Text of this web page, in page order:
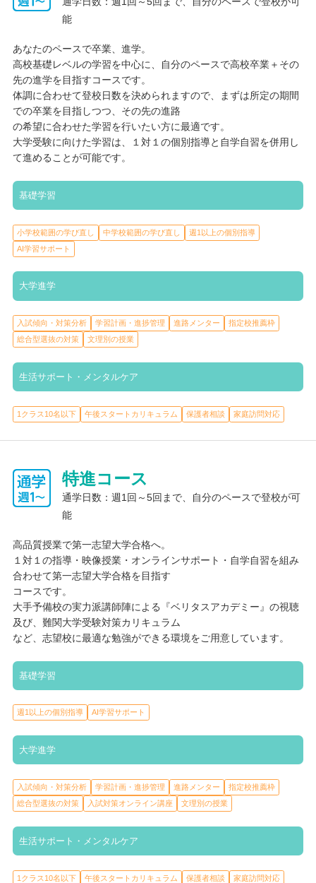
を伸ばしたい生徒には最適です。
基礎学習
小学校範囲の学び直し 中学校範囲の学び直し
週1以上の個別指導
AI学習サポート
ゴールフリー高等学院では、生徒一人ひとりのペースに合わせた
基礎学習のサポートを行っています。勉強に苦手意識があって
ら丁寧に指導しています。中学校範囲や、中には小学校範囲から
復習をしている生徒もいます。レポート課題の進め方も教員やコ
が整っています。自習室は常に開放していますので、勉強の習慣
づけをしたい人は予約なしでいつでも自習室で勉強することがで
習室、静かに勉強したい人のための生徒のみの自習室と２種類ご
用意しています。その日、その時の気分によって使い分けられま
ても、「勉強についていけるだろうか」という不安を感じること
はありませんので、安心してお子さまを任せていただけます。小
業資格取得に向けて着実に進んでいくことができます。
大学進学サポート
総合型選抜の対策
入試対策オンライン講座
ゴールフリー高等学院では、志望校合格はもちろん、その先の進
路や将来を見据えたサポートを行ってます。ゴールフリー高等学
点」の１つと考えているからです。「何を学びたいか」「将来ど
んな道に進みたいか」を一緒に考え、学部や大学選びからスター
ト。現状の学力を分析し、志望校とのギャップを可視化したうえ
で、最適な受験方法や科目ごとの目標点を設定します。目標点を
設定したら、受験日から逆算して個別カリキュラムを作成。受験
勉強をスタートさせます。勉強をスタートしたら、月１回の二者
面談で定期的に進捗を確認しながら必要に応じてカリキュラムを
複数の先生がすぐに質問や相談に対応できる体制が整っていま
す。保護者の方にとっては「任せきりにせず、一緒に考えてくれ
る」ことで前向きに学習に取り組めます。単なる教科指導だけで
能
あなたのペースで卒業、進学。
高校基礎レベルの学習を中心に、自分のペースで高校卒業＋その
先の進学を目指すコースです。
体調に合わせて登校日数を決められますので、まずは所定の期間
での卒業を目指しつつ、その先の進路
の希望に合わせた学習を行いたい方に最適です。
大学受験に向けた学習は、１対１の個別指導と自学自習を併用し
て進めることが可能です。
基礎学習
小学校範囲の学び直し 中学校範囲の学び直し
週1以上の個別指導
AI学習サポート
大学進学
入試傾向・対策分析 学習計画・進捗管理 進路メンター
指定校推薦枠
総合型選抜の対策
文理別の授業
生活サポート・メンタルケア
1クラス10名以下 午後スタートカリキュラム 保護者相談 家庭訪問対応
特進コース
通学日数：週1回～5回まで、自分のペースで登校が可
能
高品質授業で第一志望大学合格へ。
１対１の指導・映像授業・オンラインサポート・自学自習を組み
合わせて第一志望大学合格を目指す
コースです。
大手予備校の実力派講師陣による『ベリタスアカデミー』の視聴
及び、難関大学受験対策カリキュラム
など、志望校に最適な勉強ができる環境をご用意しています。
基礎学習
週1以上の個別指導 AI学習サポート
大学進学
入試傾向・対策分析 学習計画・進捗管理 進路メンター
指定校推薦枠
総合型選抜の対策
入試対策オンライン講座 文理別の授業
生活サポート・メンタルケア
1クラス10名以下 午後スタートカリキュラム 保護者相談 家庭訪問対応